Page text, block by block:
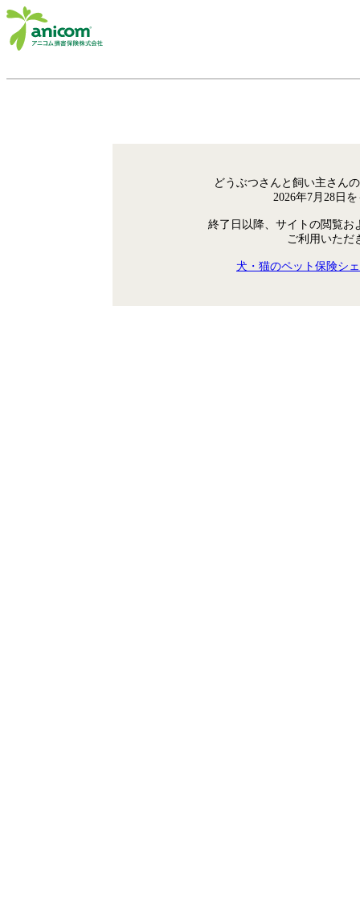
どうぶつさんと飼い主さん
2026年7月28日
終了日以降、サイトの閲覧お
ご利用いただ
犬・猫のペット保険シ